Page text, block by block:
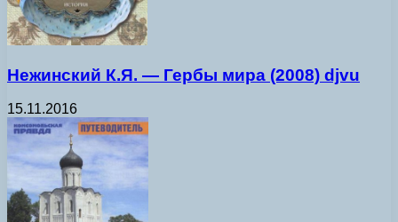
Нежинский К.Я. — Гербы мира (2008) djvu
15.11.2016